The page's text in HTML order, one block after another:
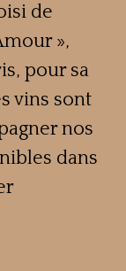
de
»,
pour sa
vins sont
nos
dans